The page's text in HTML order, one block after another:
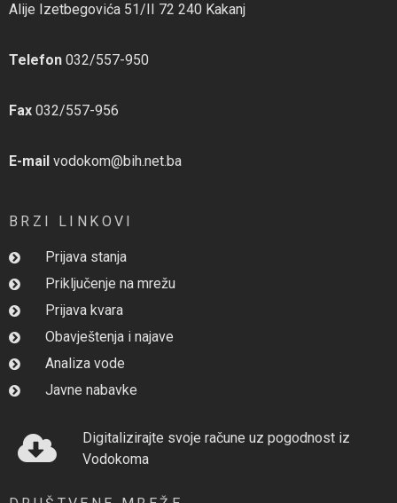
Alije Izetbegovića 51/II 72 240 Kakanj
Telefon 032/557-950
Fax 032/557-956
E-mail vodokom@bih.net.ba
BRZI LINKOVI
Prijava stanja
Priključenje na mrežu
Prijava kvara
Obavještenja i najave
Analiza vode
Javne nabavke
Digitalizirajte svoje račune uz pogodnost iz
Vodokoma